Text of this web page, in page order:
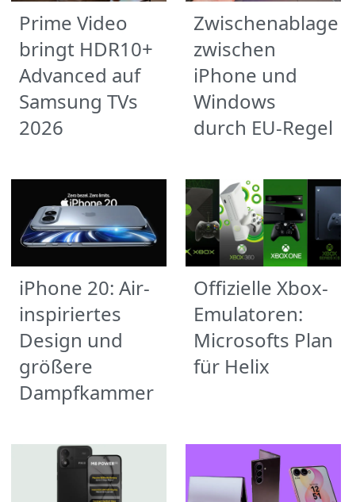
Prime Video
bringt HDR10+
Advanced auf
Samsung TVs
2026
Zwischenablage
zwischen
iPhone und
Windows
durch EU-Regel
iPhone 20: Air-
inspiriertes
Design und
größere
Dampfkammer
Offizielle Xbox-
Emulatoren:
Microsofts Plan
für Helix